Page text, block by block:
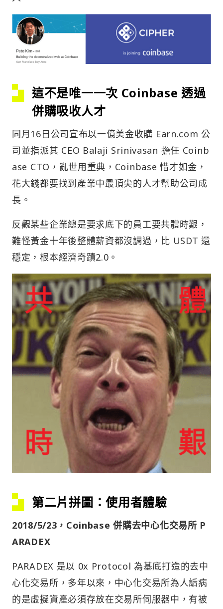
這不是唯一一次 Coinbase 透過
併購吸收人才
同月16日公司宣布以一億美金收購 Earn.com 公
司並指派其 CEO Balaji Srinivasan 擔任 Coinb
ase CTO，亂世用重典，Coinbase 惜才如金，
花大錢都要找到產業中最頂尖的人才幫助公司成
長。
反觀某些企業總是要求底下的員工要共體時艱，
難怪黃金十年後整體薪資都沒調過，比 USDT 還
穩定，根本經濟奇蹟2.0。
第二片拼圖：使用者體驗
2018/5/23，Coinbase 併購去中心化交易所 P
ARADEX
PARADEX 是以 0x Protocol 為基底打造的去中
心化交易所，多年以來，中心化交易所為人詬病
的是虛擬資產必須存放在交易所伺服器中，有被